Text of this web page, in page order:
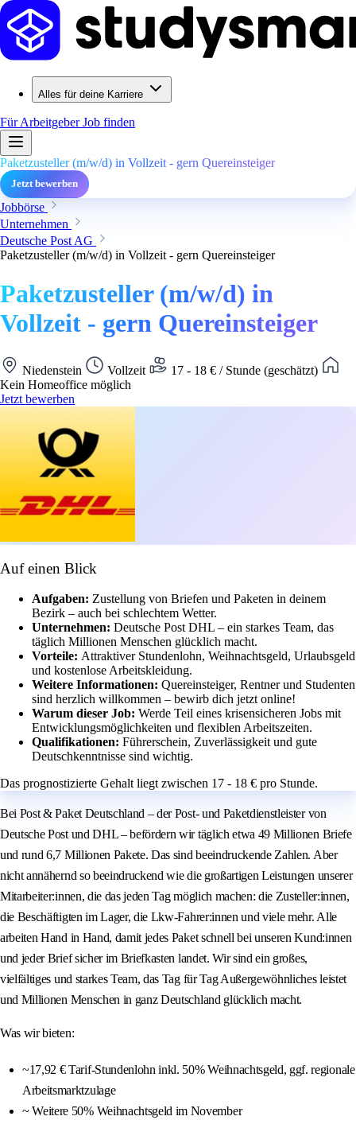
Alles für deine Karriere
Für ArbeitgeberJob finden
Paketzusteller (m/w/d) in Vollzeit - gern Quereinsteiger
Jetzt bewerben
Jobbörse
Unternehmen
Deutsche Post AG
Paketzusteller (m/w/d) in Vollzeit - gern Quereinsteiger
Paketzusteller (m/w/d) in
Vollzeit - gern Quereinsteiger
Niedenstein Vollzeit
17 - 18 € / Stunde (geschätzt)
Kein Homeoffice möglich
Jetzt bewerben
Auf einen Blick
Aufgaben: Zustellung von Briefen und Paketen in deinem
Bezirk – auch bei schlechtem Wetter.
Unternehmen: Deutsche Post DHL – ein starkes Team, das
täglich Millionen Menschen glücklich macht.
Vorteile: Attraktiver Stundenlohn, Weihnachtsgeld, Urlaubsgeld
und kostenlose Arbeitskleidung.
Weitere Informationen: Quereinsteiger, Rentner und Studenten
sind herzlich willkommen – bewirb dich jetzt online!
Warum dieser Job: Werde Teil eines krisensicheren Jobs mit
Entwicklungsmöglichkeiten und flexiblen Arbeitszeiten.
Qualifikationen: Führerschein, Zuverlässigkeit und gute
Deutschkenntnisse sind wichtig.
Das prognostizierte Gehalt liegt zwischen 17 - 18 € pro Stunde.
Bei Post & Paket Deutschland – der Post- und Paketdienstleister von
Deutsche Post und DHL – befördern wir täglich etwa 49 Millionen Briefe
und rund 6,7 Millionen Pakete. Das sind beeindruckende Zahlen. Aber
nicht annähernd so beeindruckend wie die großartigen Leistungen unserer
Mitarbeiter:innen, die das jeden Tag möglich machen: die Zusteller:innen,
die Beschäftigten im Lager, die Lkw-Fahrer:innen und viele mehr. Alle
arbeiten Hand in Hand, damit jedes Paket schnell bei unseren Kund:innen
und jeder Brief sicher im Briefkasten landet. Wir sind ein großes,
vielfältiges und starkes Team, das Tag für Tag Außergewöhnliches leistet
und Millionen Menschen in ganz Deutschland glücklich macht.
Was wir bieten:
~17,92 € Tarif-Stundenlohn inkl. 50% Weihnachtsgeld, ggf. regionale
Arbeitsmarktzulage
~ Weitere 50% Weihnachtsgeld im November